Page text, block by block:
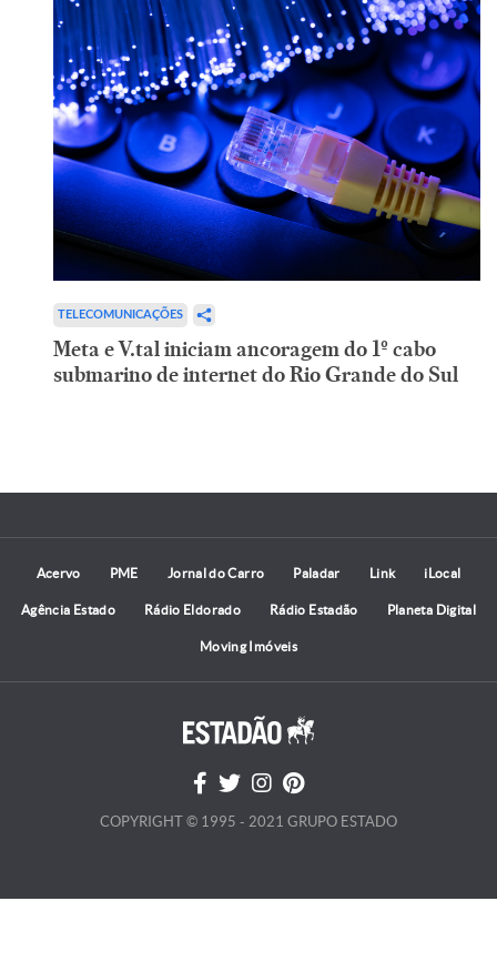
TELECOMUNICAÇÕES
Meta e V.tal iniciam ancoragem do 1º cabo
submarino de internet do Rio Grande do Sul
Acervo PME Jornal do Carro Paladar Link iLocal
Agência Estado Rádio Eldorado Rádio Estadão Planeta Digital
Moving Imóveis
COPYRIGHT © 1995 - 2021 GRUPO ESTADO